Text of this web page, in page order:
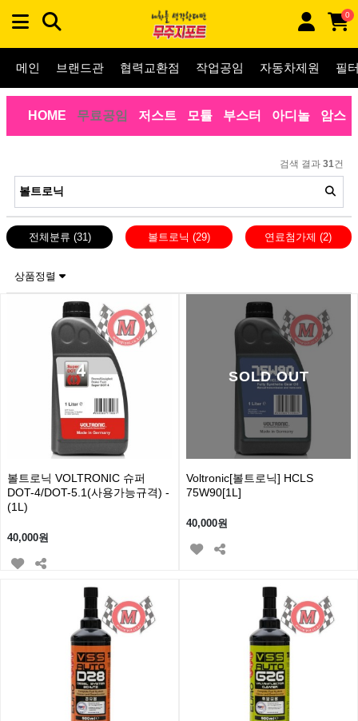
0
메인 브랜드관 협력교환점 작업공임 자동차제원 필
HOME 무료공임 저스트 모튤 부스터 아디놀 암스
검색 결과 31건
전체분류 (31) 볼트로닉 (29) 연료첨가제(2)
상품정렬
볼트로닉 VOLTRONIC 슈퍼
DOT-4/DOT-5.1(사용가능규격) -
(1L)
40,000원
SOLD OUT
Voltronic[볼트로닉] HCLS
75W90[1L]
40,000원